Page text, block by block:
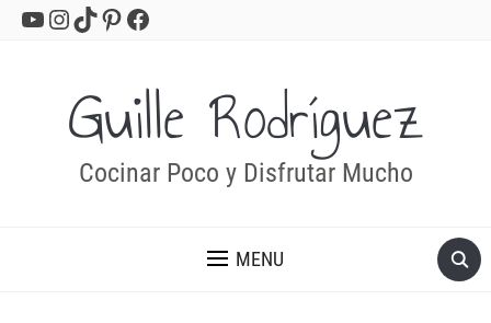
YouTube
Instagram
TikTok
Pinterest
Facebook
Guille Rodríguez
Cocinar Poco y Disfrutar Mucho
MENU